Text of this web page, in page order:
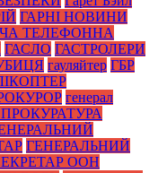
ГАРНІ НОВИНИ
ТЕЛЕФОННА
ГАСЛО ГАСТРОЛЕРИ
гауляйтер ГБР
генерал
ГЕНЕРАЛЬНИЙ
ООН